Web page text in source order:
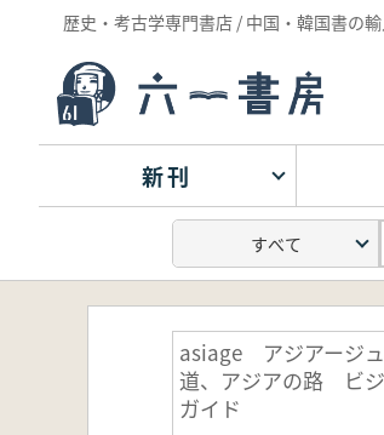
歴史・考古学専門書店 / 中国・韓国書の
新刊
asiage アジアージ
道、アジアの路 ビ
ガイド